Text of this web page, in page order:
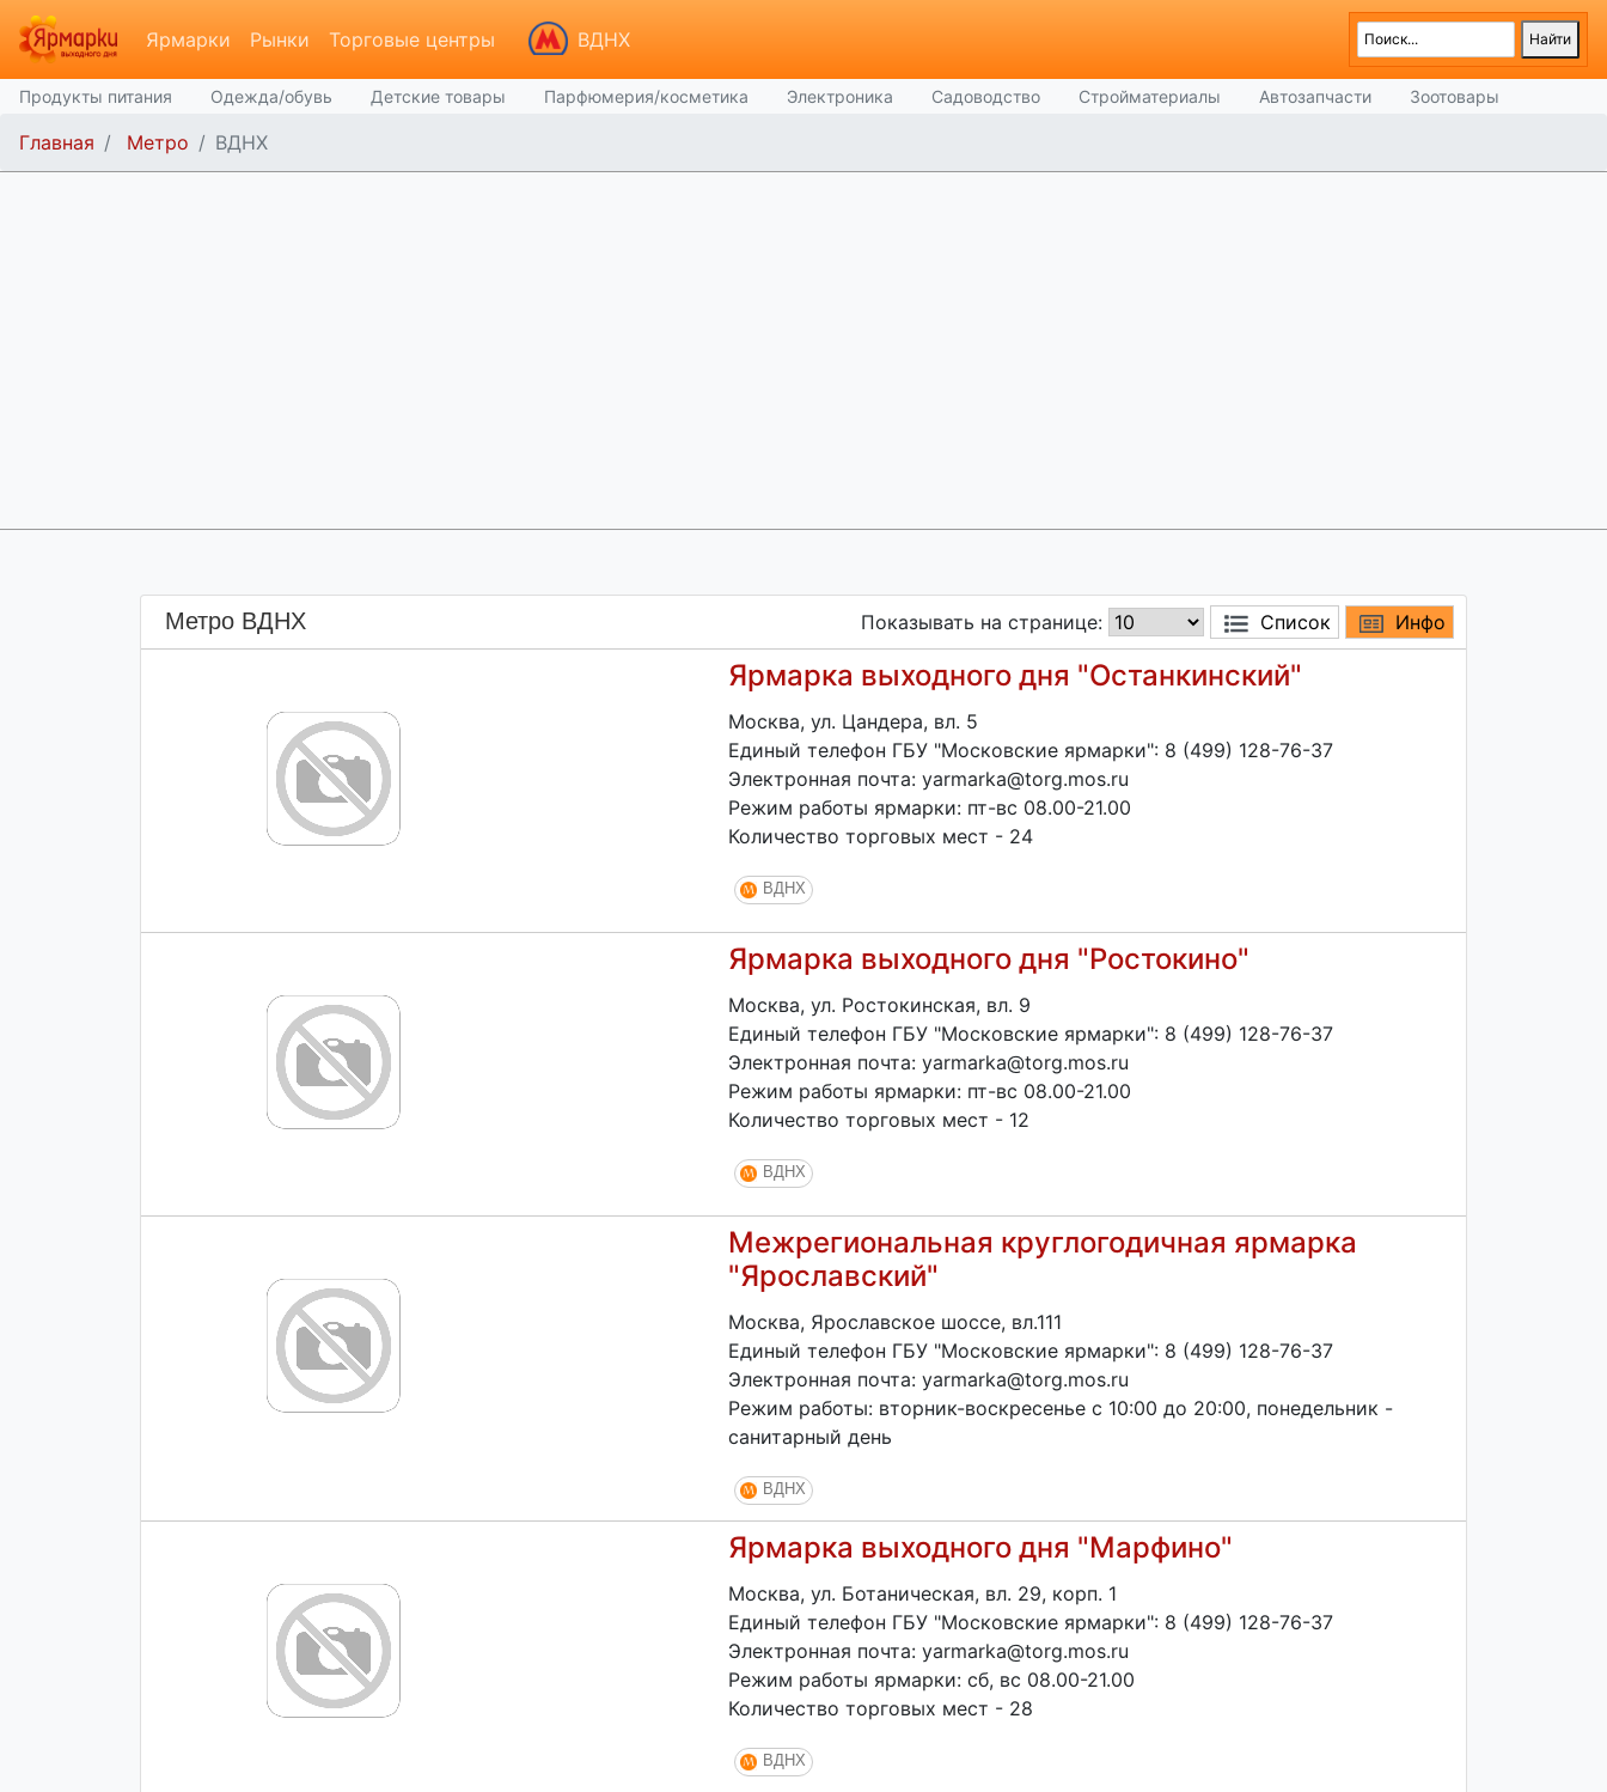
Ярмарки Рынки Торговые центры ВДНХ
Продукты питания Одежда/обувь Детские товары Парфюмерия/косметика Электроника Садоводство Стройматериалы Автозапчасти Зоотовары
Главная Метро ВДНХ
Показывать на странице: Список Инфо
Метро ВДНХ
Ярмарка выходного дня "Останкинский"
Москва, ул. Цандера, вл. 5
Единый телефон ГБУ "Московские ярмарки": 8 (499) 128-76-37
Электронная почта: yarmarka@torg.mos.ru
Режим работы ярмарки: пт-вс 08.00-21.00
Количество торговых мест - 24
ВДНХ
Ярмарка выходного дня "Ростокино"
Москва, ул. Ростокинская, вл. 9
Единый телефон ГБУ "Московские ярмарки": 8 (499) 128-76-37
Электронная почта: yarmarka@torg.mos.ru
Режим работы ярмарки: пт-вс 08.00-21.00
Количество торговых мест - 12
ВДНХ
Межрегиональная круглогодичная ярмарка
"Ярославский"
Москва, Ярославское шоссе, вл.111
Единый телефон ГБУ "Московские ярмарки": 8 (499) 128-76-37
Электронная почта: yarmarka@torg.mos.ru
Режим работы: вторник-воскресенье с 10:00 до 20:00, понедельник -
санитарный день
ВДНХ
Ярмарка выходного дня "Марфино"
Москва, ул. Ботаническая, вл. 29, корп. 1
Единый телефон ГБУ "Московские ярмарки": 8 (499) 128-76-37
Электронная почта: yarmarka@torg.mos.ru
Режим работы ярмарки: сб, вс 08.00-21.00
Количество торговых мест - 28
ВДНХ